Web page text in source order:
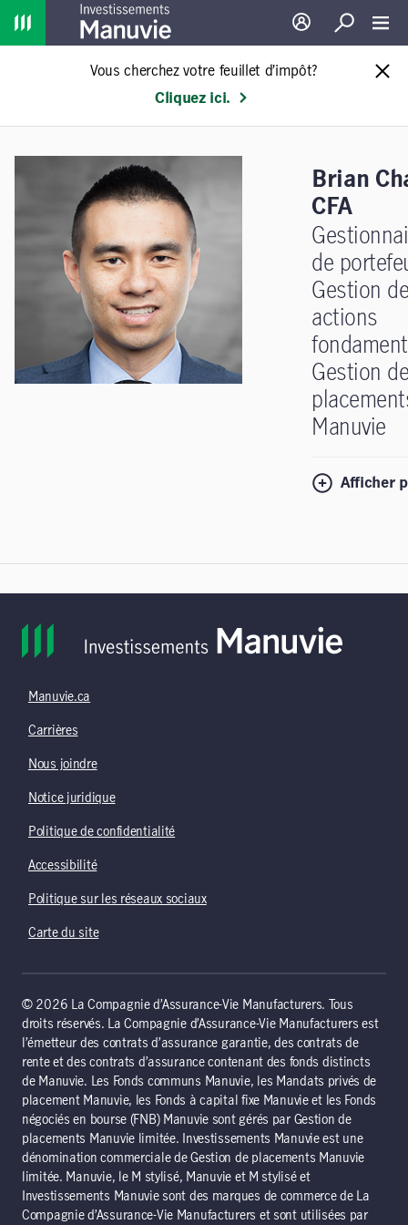
Home
Ouverture de
Recherche
Vous cherchez votre feuillet d’impôt?
Cliquez ici.
Brian
CFA
de
Gestion
actions
Gestion
Manuvie
Afficher
Manuvie.ca
Carrières
Nous joindre
Notice juridique
Politique de confidentialité
Accessibilité
Politique sur les réseaux sociaux
Carte du site
© 2026 La Compagnie d’Assurance-Vie Manufacturers. Tous
droits réservés. La Compagnie d’Assurance-Vie Manufacturers est
l’émetteur des contrats d’assurance garantie, des contrats de
rente et des contrats d’assurance contenant des fonds distincts
de Manuvie. Les Fonds communs Manuvie, les Mandats privés de
placement Manuvie, les Fonds à capital fixe Manuvie et les Fonds
négociés en bourse (FNB) Manuvie sont gérés par Gestion de
placements Manuvie limitée. Investissements Manuvie est une
dénomination commerciale de Gestion de placements Manuvie
limitée. Manuvie, le M stylisé, Manuvie et M stylisé et
Investissements Manuvie sont des marques de commerce de La
Compagnie d’Assurance-Vie Manufacturers et sont utilisées par